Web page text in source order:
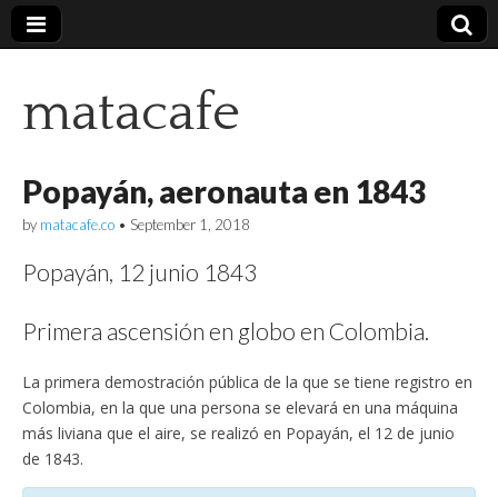
matacafe
Popayán, aeronauta en 1843
by matacafe.co • September 1, 2018
Popayán, 12 junio 1843
Primera ascensión en globo en Colombia.
La primera demostración pública de la que se tiene registro en
Colombia, en la que una persona se elevará en una máquina
más liviana que el aire, se realizó en Popayán, el 12 de junio
de 1843.